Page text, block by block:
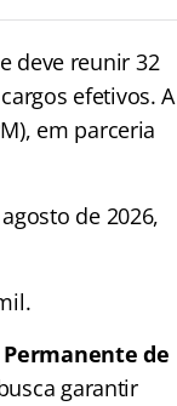
deve reunir 32
efetivos. A
em parceria
de 2026,
Permanente de
garantir